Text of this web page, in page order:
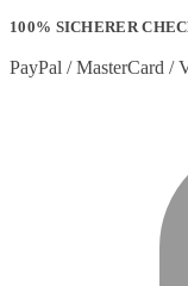
100% SICHERER
PayPal / MasterCard /